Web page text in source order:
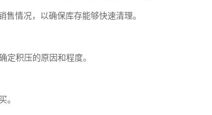
情况，以确保库存能够快速清理。
定积压的原因和程度。
。